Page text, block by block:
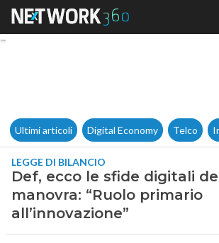
Def, ecco le
Ultimi articoli Digital Economy Telco
LEGGE DI BILANCIO
Def, ecco le sfide digitali
manovra: “Ruolo primario
all’innovazione”